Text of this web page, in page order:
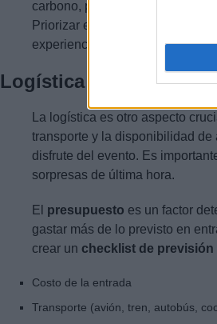
carbono, pueden ser más
Priorizar estos eventos no solo
experiencia general.
Logística y
La logística es otro aspecto
transporte y la disponibilidad
disfrute del evento. Es
sorpresas de última hora.
El presupuesto es un factor
gastar más de lo previsto en
crear un checklist de previsión
Costo de la entrada
Transporte (avión, tren, autobús,